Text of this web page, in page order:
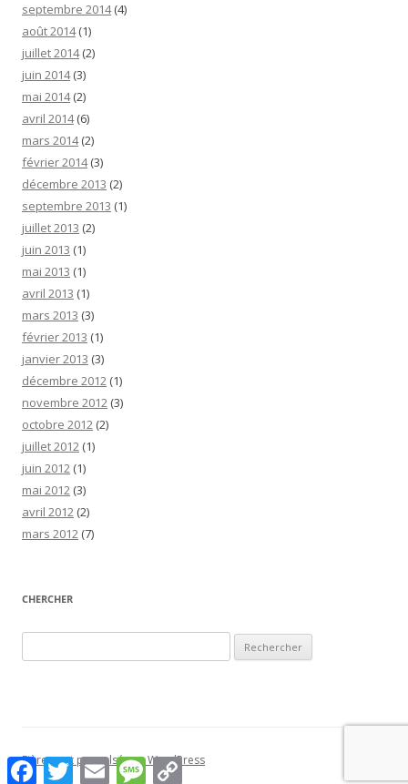
septembre 2014(4)
août 2014(1)
juillet 2014(2)
juin 2014(3)
mai 2014(2)
avril 2014(6)
mars 2014(2)
février 2014(3)
décembre 2013 (2)
septembre 2013 (1)
juillet 2013 (2)
juin 2013 (1)
mai 2013 (1)
avril 2013 (1)
mars 2013 (3)
février 2013 (1)
janvier 2013 (3)
décembre 2012 (1)
novembre 2012 (3)
octobre 2012 (2)
juillet 2012 (1)
juin 2012 (1)
mai 2012 (3)
avril 2012 (2)
mars 2012 (7)
CHERCHER
Fièrement propulsé par WordPress
FacebookTwitterEmail Message
Copy